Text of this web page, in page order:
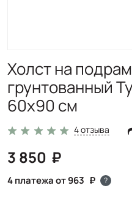
Холст на
грунтованный
60x90 см
4 отзыва
3 850
4 платежа от 963 ?